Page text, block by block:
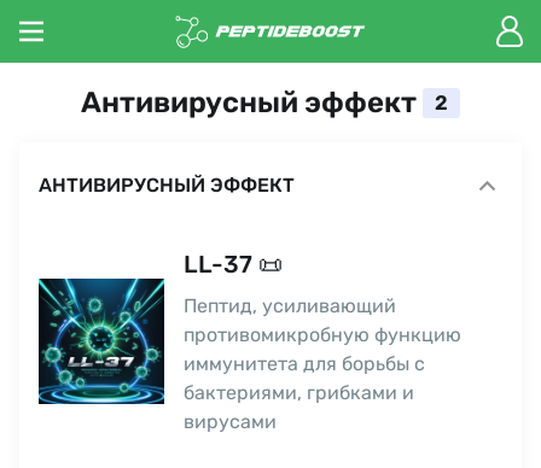
Антивирусный эффект 2
АНТИВИРУСНЫЙ ЭФФЕКТ
LL-37 📜
Пептид, усиливающий
противомикробную функцию
иммунитета для борьбы с
бактериями, грибками и
вирусами